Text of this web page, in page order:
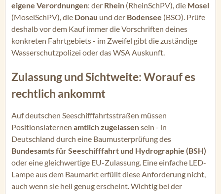
eigene Verordnungen: der Rhein (RheinSchPV), die Mosel
(MoselSchPV), die Donau und der Bodensee (BSO). Prüfe
deshalb vor dem Kauf immer die Vorschriften deines
konkreten Fahrtgebiets - im Zweifel gibt die zuständige
Wasserschutzpolizei oder das WSA Auskunft.
Zulassung und Sichtweite: Worauf es
rechtlich ankommt
Auf deutschen Seeschifffahrtsstraßen müssen
Positionslaternen amtlich zugelassensein - in
Deutschland durch eine Baumusterprüfung des
Bundesamts für Seeschifffahrt und Hydrographie (BSH)
oder eine gleichwertige EU-Zulassung. Eine einfache LED-
Lampe aus dem Baumarkt erfüllt diese Anforderung nicht,
auch wenn sie hell genug erscheint. Wichtig bei der